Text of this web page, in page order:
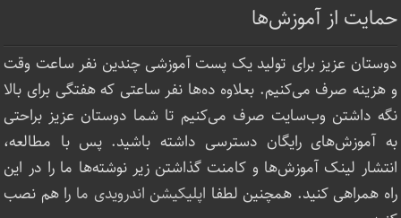
حمایت از آموزش‌ها
دوستان عزیز برای تولید یک پست آموزشی چندین نفر ساعت‌ وقت
و هزینه صرف می‌کنیم. بعلاوه ده‌ها نفر ساعتی که هفتگی برای بالا
نگه داشتن وب‌سایت صرف ‌می‌کنیم تا شما دوستان عزیز براحتی
به آموزش‌های رایگان دسترسی داشته باشید. پس با مطالعه،
انتشار لینک‌ آموزش‌ها و کامنت گذاشتن زیر نوشته‌‌ها ما را در این
راه همراهی کنید. همچنین لطفا اپلیکیشن اندرویدی ما را هم نصب